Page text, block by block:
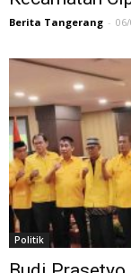
Berita Tangerang -
Politik